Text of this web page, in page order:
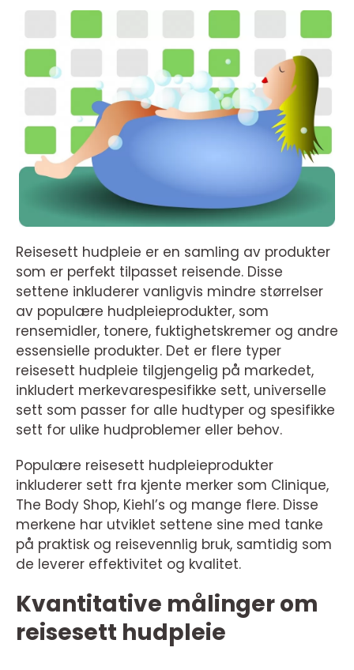
Reisesett hudpleie er en samling av produkter
som er perfekt tilpasset reisende. Disse
settene inkluderer vanligvis mindre størrelser
av populære hudpleieprodukter, som
rensemidler, tonere, fuktighetskremer og andre
essensielle produkter. Det er flere typer
reisesett hudpleie tilgjengelig på markedet,
inkludert merkevarespesifikke sett, universelle
sett som passer for alle hudtyper og spesifikke
sett for ulike hudproblemer eller behov.
Populære reisesett hudpleieprodukter
inkluderer sett fra kjente merker som Clinique,
The Body Shop, Kiehl’s og mange flere. Disse
merkene har utviklet settene sine med tanke
på praktisk og reisevennlig bruk, samtidig som
de leverer effektivitet og kvalitet.
Kvantitative målinger om
reisesett hudpleie